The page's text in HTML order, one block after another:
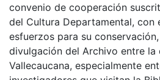
convenio de cooperación
del Cultura Departamental, con
esfuerzos para su
divulgación del Archivo entre la
Vallecaucana, especialmente